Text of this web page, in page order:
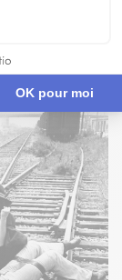
MÉFAITS
Keiffer.